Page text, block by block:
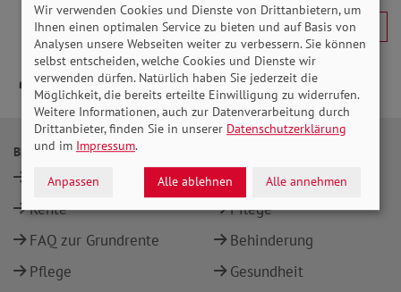
BERATUNG
Standorte
Rente
FAQ zur Grundrente
Pflege
Rente
Pflege
Behinderung
Gesundheit
Wir verwenden Cookies und Dienste von Drittanbietern, um
Ihnen einen optimalen Service zu bieten und auf Basis von
Analysen unsere Webseiten weiter zu verbessern. Sie können
selbst entscheiden, welche Cookies und Dienste wir
verwenden dürfen. Natürlich haben Sie jederzeit die
Möglichkeit, die bereits erteilte Einwilligung zu widerrufen.
Weitere Informationen, auch zur Datenverarbeitung durch
Drittanbieter, finden Sie in unserer Datenschutzerklärung
und im Impressum.
Anpassen Alle ablehnen Alle annehmen